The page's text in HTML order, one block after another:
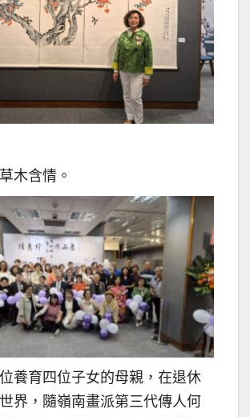
木含情。
養育四位子女的母親，在退休
界，隨嶺南畫派第三代傳人何